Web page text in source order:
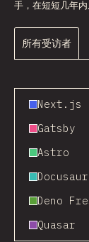
手，在短短几年
所有受访者
Next.js
Gatsby
Astro
Deno
Quasar